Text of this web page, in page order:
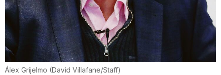
Álex Grijelmo (David Villafane/Staff)